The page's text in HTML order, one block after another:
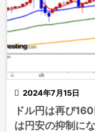
 2024年7月15日
ドル円は再び
は円安の抑制に